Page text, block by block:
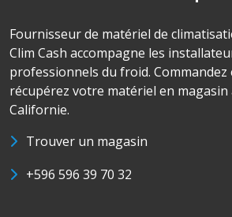
Fournisseur de matériel de
Clim Cash accompagne les
professionnels du froid. Commandez
récupérez votre matériel en magasin
Californie.
Trouver un magasin
+596 596 39 70 32